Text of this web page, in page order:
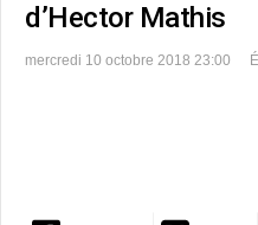
d’Hector Mathis
mercredi 10 octobre 2018 23:00